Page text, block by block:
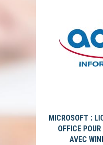
MICROSOFT :
OFFICE
AVEC